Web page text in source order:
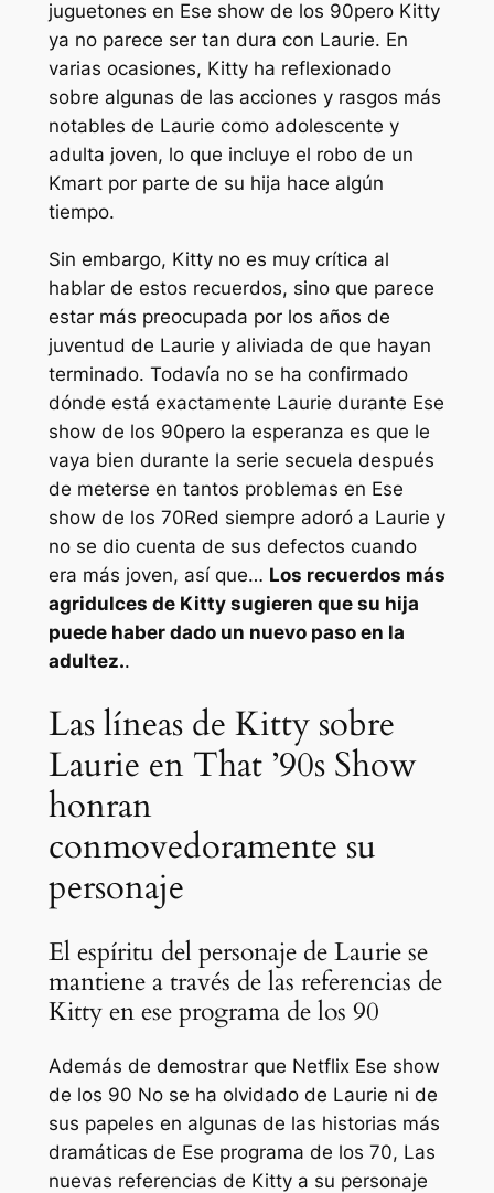
juguetones en Ese show de los 90pero Kitty
ya no parece ser tan dura con Laurie. En
varias ocasiones, Kitty ha reflexionado
sobre algunas de las acciones y rasgos más
notables de Laurie como adolescente y
adulta joven, lo que incluye el robo de un
Kmart por parte de su hija hace algún
tiempo.
Sin embargo, Kitty no es muy crítica al
hablar de estos recuerdos, sino que parece
estar más preocupada por los años de
juventud de Laurie y aliviada de que hayan
terminado. Todavía no se ha confirmado
dónde está exactamente Laurie durante Ese
show de los 90pero la esperanza es que le
vaya bien durante la serie secuela después
de meterse en tantos problemas en Ese
show de los 70Red siempre adoró a Laurie y
no se dio cuenta de sus defectos cuando
era más joven, así que… Los recuerdos más
agridulces de Kitty sugieren que su hija
puede haber dado un nuevo paso en la
adultez..
Las líneas de Kitty sobre
Laurie en That ’90s Show
honran
conmovedoramente su
personaje
El espíritu del personaje de Laurie se
mantiene a través de las referencias de
Kitty en ese programa de los 90
Además de demostrar que Netflix Ese show
de los 90 No se ha olvidado de Laurie ni de
sus papeles en algunas de las historias más
dramáticas de Ese programa de los 70, Las
nuevas referencias de Kitty a su personaje